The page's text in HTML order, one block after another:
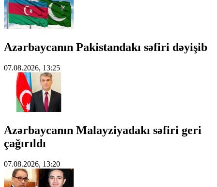
Azərbaycanın Pakistandakı səfiri dəyişib
07.08.2026, 13:25
Azərbaycanın Malayziyadakı səfiri geri
çağırıldı
07.08.2026, 13:20